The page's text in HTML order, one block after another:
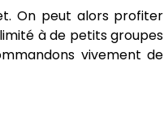
On peut alors profiter
à de petits groupes
vivement de